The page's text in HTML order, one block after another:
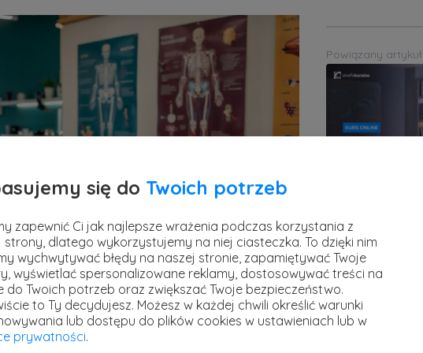
lub kartkówki z biologii? Masz
Powiązany artykuł
Premiera:
strefakursów.pl
13 kwietnia 2026
Powiązany artykuł
się do Twoich potrzeb
zapewnić Ci jak najlepsze wrażenia podczas korzystania z
strony, dlatego wykorzystujemy na niej ciasteczka. To dzięki nim
wychwytywać błędy na naszej stronie, zapamiętywać Twoje
wyświetlać spersonalizowane reklamy, dostosowywać treści na
do Twoich potrzeb oraz zwiększać Twoje bezpieczeństwo.
to Ty decydujesz. Możesz w każdej chwili określić warunki
lub dostępu do plików cookies w ustawieniach lub w
prywatności.